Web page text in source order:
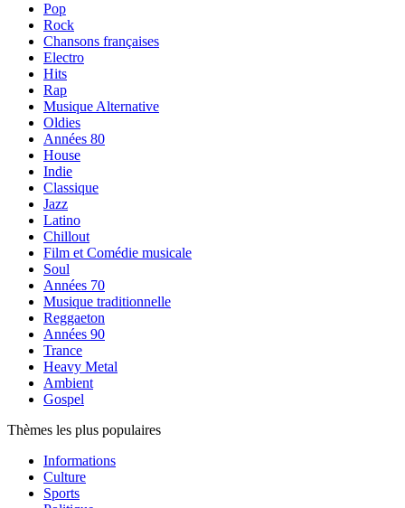
Pop
Rock
Chansons françaises
Electro
Hits
Rap
Musique Alternative
Oldies
Années 80
House
Indie
Classique
Jazz
Latino
Chillout
Film et Comédie musicale
Soul
Années 70
Musique traditionnelle
Reggaeton
Années 90
Trance
Heavy Metal
Ambient
Gospel
Thèmes les plus populaires
Informations
Culture
Sports